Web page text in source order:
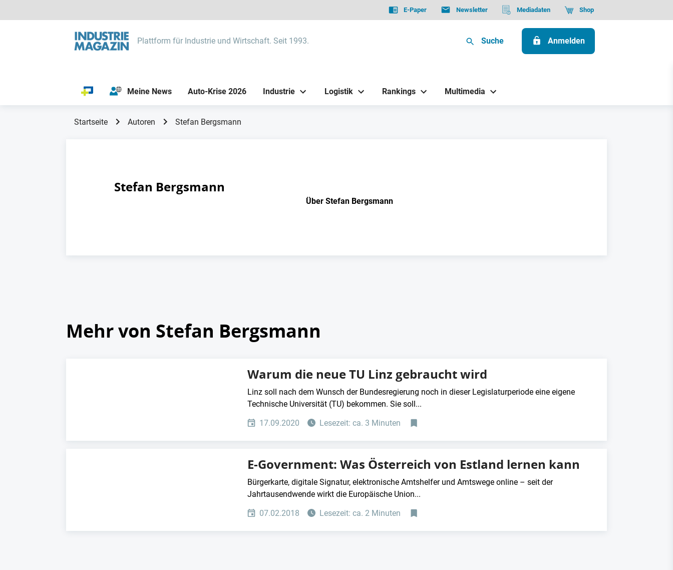
E-Paper Newsletter Mediadaten Shop
Plattform für Industrie und Wirtschaft. Seit 1993. Suche Anmelden
Meine News Auto-Krise 2026 Industrie Logistik Rankings Multimedia
Startseite Autoren Stefan Bergsmann
Stefan Bergsmann
Über Stefan Bergsmann
Mehr von Stefan Bergsmann
Warum die neue TU Linz gebraucht wird
Linz soll nach dem Wunsch der Bundesregierung noch in dieser Legislaturperiode eine eigene
Technische Universität (TU) bekommen. Sie soll...
17.09.2020
Lesezeit: ca. 3 Minuten
E-Government: Was Österreich von Estland lernen kann
Bürgerkarte, digitale Signatur, elektronische Amtshelfer und Amtswege online – seit der
Jahrtausendwende wirkt die Europäische Union...
07.02.2018
Lesezeit: ca. 2 Minuten